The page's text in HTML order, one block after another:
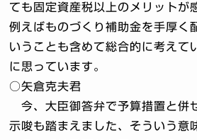
ても固定資産税以上のメリットが
例えばものづくり補助金を手厚く
いうことも含めて総合的に考えて
に思っています。
○矢倉克夫君
今、大臣御答弁で予算措置と併
示唆も踏まえました、そういう意